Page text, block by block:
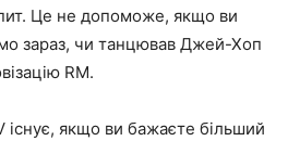
Це не допоможе, якщо ви
зараз, чи танцював Джей-Хоп
RM.
існує, якщо ви бажаєте більший